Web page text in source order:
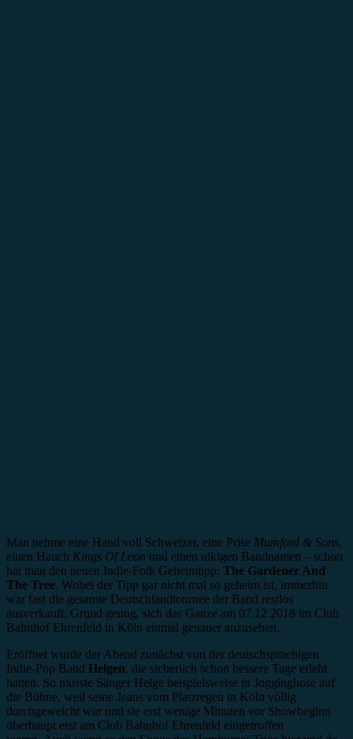
Man nehme eine Hand voll Schweizer, eine Prise Mumford & Sons,
einen Hauch Kings Of Leon und einen ulkigen Bandnamen – schon
hat man den neuen Indie-Folk Geheimtipp: The Gardener And
The Tree. Wobei der Tipp gar nicht mal so geheim ist, immerhin
war fast die gesamte Deutschlandtournee der Band restlos
ausverkauft. Grund genug, sich das Ganze am 07.12.2018 im Club
Bahnhof Ehrenfeld in Köln einmal genauer anzusehen.
Eröffnet wurde der Abend zunächst von der deutschsprachigen
Indie-Pop Band Helgen, die sicherlich schon bessere Tage erlebt
hatten. So musste Sänger Helge beispielsweise in Jogginghose auf
die Bühne, weil seine Jeans vom Platzregen in Köln völlig
durchgeweicht war und sie erst wenige Minuten vor Showbeginn
überhaupt erst am Club Bahnhof Ehrenfeld eingetroffen